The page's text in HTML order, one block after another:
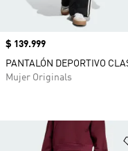
Precio
$ 139.999
PANTALÓN DEPORTIVO
Mujer Originals